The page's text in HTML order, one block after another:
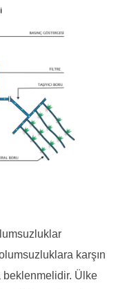
karşın
beklenmelidir. Ülke